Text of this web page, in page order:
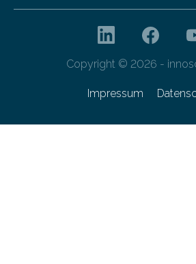
Copyright © 2026 -
Impressum